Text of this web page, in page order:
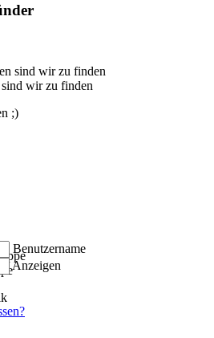
wir zu finden
;)
Benutzername
Anzeigen